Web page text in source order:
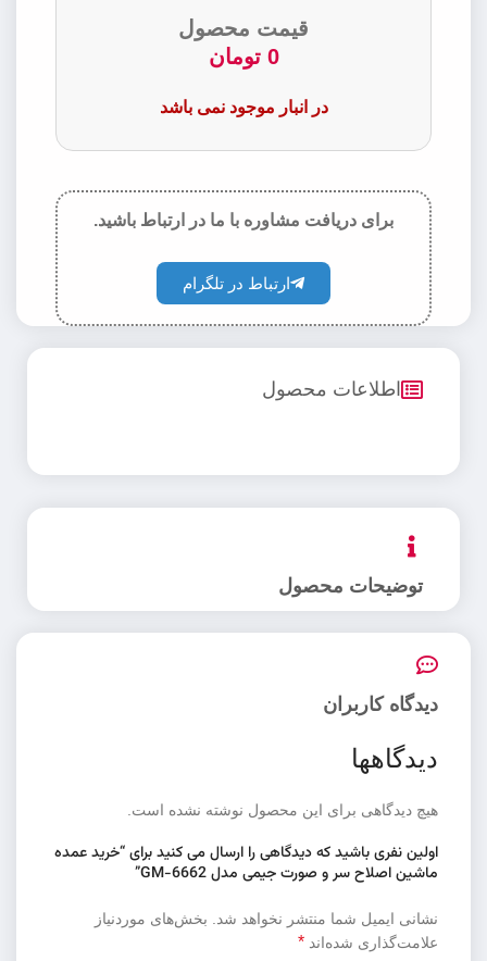
قیمت محصول
0 تومان
در انبار موجود نمی باشد
برای دریافت مشاوره با ما در ارتباط باشید.
ارتباط در تلگرام
توضیحات محصول
اطلاعات محصول
دیدگاه کاربران
دیدگاهها
هیچ دیدگاهی برای این محصول نوشته نشده است.
اولین نفری باشید که دیدگاهی را ارسال می کنید برای “خرید عمده
ماشین اصلاح سر و صورت جیمی مدل GM-6662”
نشانی ایمیل شما منتشر نخواهد شد. بخش‌های موردنیاز
علامت‌گذاری شده‌اند *